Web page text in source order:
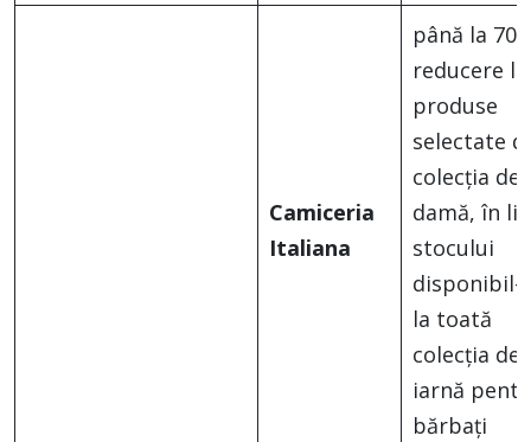
Camiceria
Italiana
până la
reducere la
produse
selectate
colecția de
damă, în
stocului
disponibil-
la toată
colecția de
iarnă
bărbați